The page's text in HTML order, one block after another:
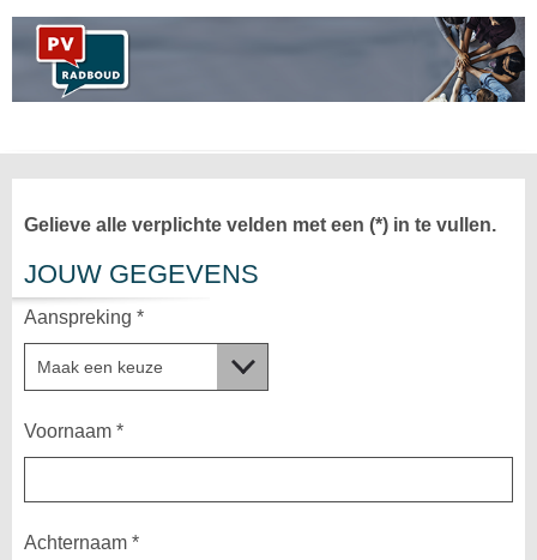
Gelieve alle verplichte velden met een (*) in te vullen.
JOUW GEGEVENS
Aanspreking *
Voornaam *
Achternaam *